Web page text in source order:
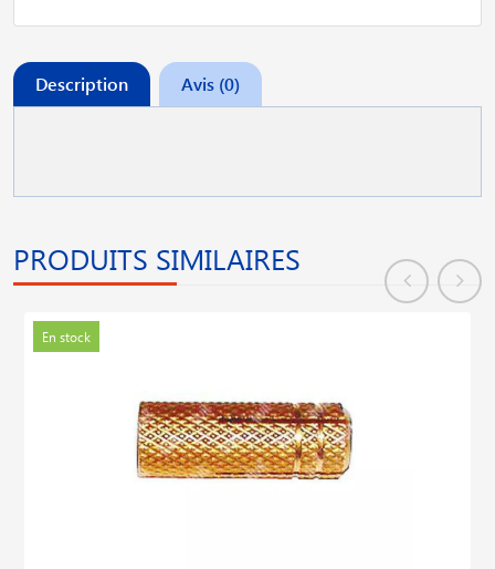
Description Avis (0)
PRODUITS SIMILAIRES
En stock